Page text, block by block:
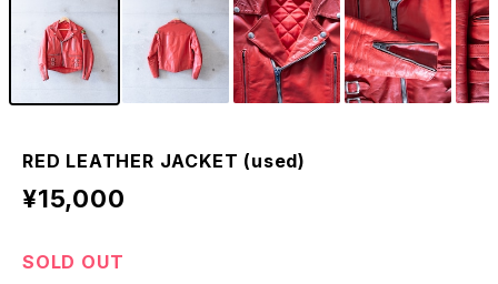
RED LEATHER JACKET (used)
¥15,000
SOLD OUT